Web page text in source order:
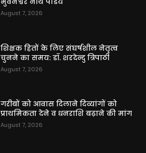
August 7, 2026
शिक्षक हितों के लिए संघर्षशील नेतृत्व
चुनने का समय: डॉ. शरदेन्दु त्रिपाठी
August 7, 2026
गरीबों को आवास दिलाने दिव्यांगों को
प्राथमिकता देने व धनराशि बढ़ाने की मांग
August 7, 2026